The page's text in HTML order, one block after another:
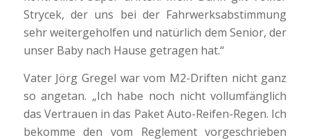
Strycek, der uns bei der Fahrwerksabstimmung
sehr weitergeholfen und natürlich dem Senior, der
unser Baby nach Hause getragen hat.“
Vater Jörg Gregel war vom M2-Driften nicht ganz
so angetan. „Ich habe noch nicht vollumfänglich
das Vertrauen in das Paket Auto-Reifen-Regen. Ich
bekomme den vom Reglement vorgeschrieben